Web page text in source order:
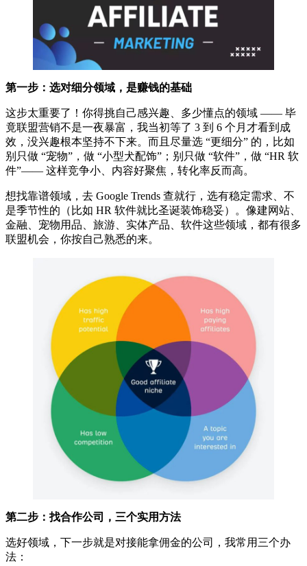
第一步：选对细分领域，是赚钱的基础
这步太重要了！你得挑自己感兴趣、多少懂点的领域 —— 毕
竟联盟营销不是一夜暴富，我当初等了 3 到 6 个月才看到成
效，没兴趣根本坚持不下来。而且尽量选 “更细分” 的，比如
别只做 “宠物”，做 “小型犬配饰”；别只做 “软件”，做 “HR 软
件”—— 这样竞争小、内容好聚焦，转化率反而高。
想找靠谱领域，去 Google Trends 查就行，选有稳定需求、不
是季节性的（比如 HR 软件就比圣诞装饰稳妥）。像建网站、
金融、宠物用品、旅游、实体产品、软件这些领域，都有很多
联盟机会，你按自己熟悉的来。
第二步：找合作公司，三个实用方法
选好领域，下一步就是对接能拿佣金的公司，我常用三个办
法：